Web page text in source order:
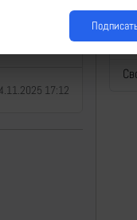
17:12